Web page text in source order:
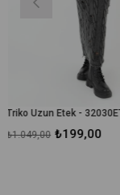
Triko Uzun Etek - 32030ETK - Antrasit
₺199,00
%81